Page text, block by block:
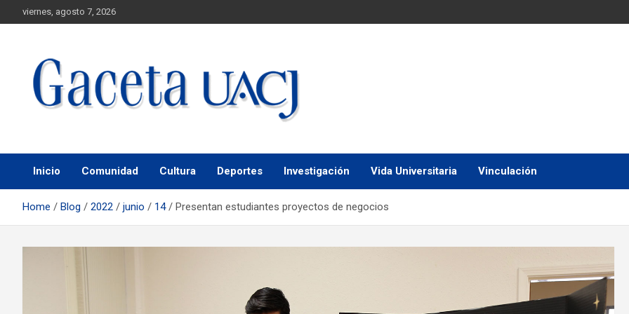
viernes, agosto 7, 2026
Gaceta UACJ
Inicio Comunidad Cultura Deportes Investigación Vida Universitaria Vinculación
Home Blog 2022 junio 14 Presentan estudiantes proyectos de negocios